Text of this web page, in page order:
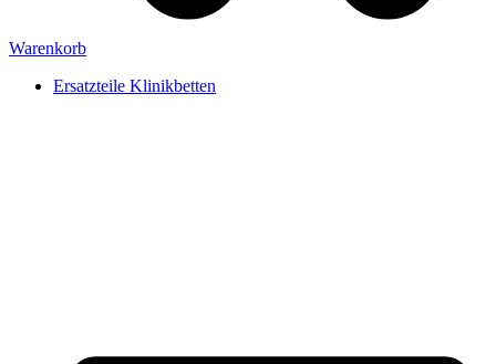
Warenkorb
Ersatzteile Klinikbetten